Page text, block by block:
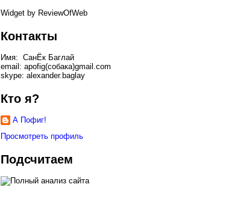
Widget by ReviewOfWeb
Контакты
Имя: СанЁк Баглай
email: apofig(собака)gmail.com
skype: alexander.baglay
Кто я?
А Пофиг!
Просмотреть профиль
Подсчитаем